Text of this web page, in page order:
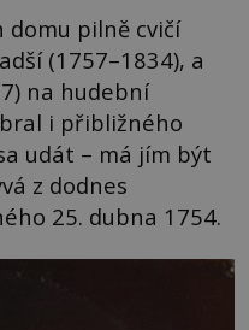
domu pilně cvičí
(1757–1834), a
na hudební
i přibližného
udát – má jím být
z dodnes
25. dubna 1754.